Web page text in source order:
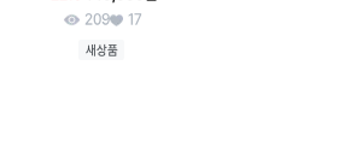
209
17
새상품